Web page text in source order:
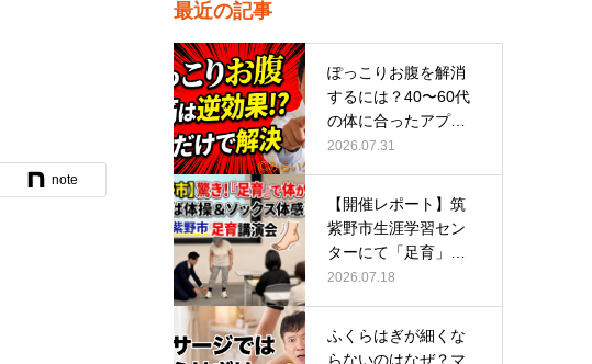
note
最近の記事
ぽっこりお腹を解消
するには？40〜60代
の体に合ったアプロ
ーチ
2026.07.31
【開催レポート】筑
紫野市生涯学習セン
ターにて「足育」講
演会に登壇し…
2026.07.18
ふくらはぎが細くな
らないのはなぜ？マ